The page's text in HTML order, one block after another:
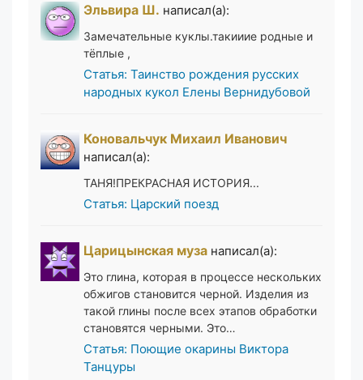
Эльвира Ш. написал(а):
Замечательные куклы.такииие родные и
тёплые ,
Статья: Таинство рождения русских
народных кукол Елены Вернидубовой
Коновальчук Михаил Иванович
написал(а):
ТАНЯ!ПРЕКРАСНАЯ ИСТОРИЯ...
Статья: Царский поезд
Царицынская муза написал(а):
Это глина, которая в процессе нескольких
обжигов становится черной. Изделия из
такой глины после всех этапов обработки
становятся черными. Это…
Статья: Поющие окарины Виктора
Танцуры